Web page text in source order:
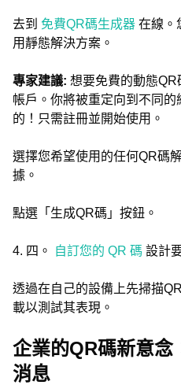
去到 免費QR碼生成器 在線。
用靜態解決方案。
專家建議: 想要免費的動態
帳戶。你將被重定向到不同
的！只需註冊並開始使用。
選擇您希望使用的任何QR碼
據。
點選「生成QR碼」按鈕。
4. 四。 自訂您的 QR 碼 設計
透過在自己的設備上先掃描
載以測試其表現。
企業的QR碼新意念
消息